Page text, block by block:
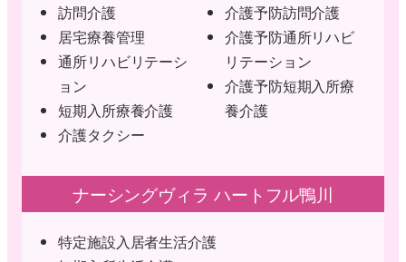
訪問介護
居宅療養管理
通所リハビリテーシ
ョン
短期入所療養介護
介護タクシー
介護予防訪問介護
介護予防通所リハビ
リテーション
介護予防短期入所療
養介護
ナーシングヴィラ ハートフル鴨川
特定施設入居者生活介護